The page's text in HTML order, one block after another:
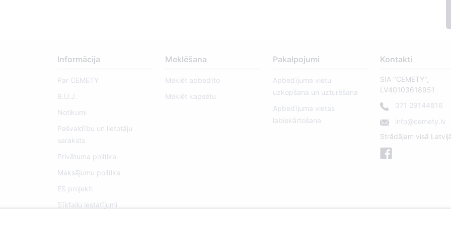
Informācija
Par CEMETY
B.U.J.
Notikumi
Pašvaldību un lietotāju
saraksts
Privātuma politika
Maksājumu politika
ES projekti
Sīkfailu iestatījumi
Meklēšana
Meklēt apbedīto
Meklēt kapsētu
Pakalpojumi
Apbedījuma vietu
uzkopšana un uzturēšana
Apbedījuma vietas
labiekārtošana
Kontakti
SIA "CEMETY",
LV40103618951
371 29144816
info@cemety.lv
Strādājam visā